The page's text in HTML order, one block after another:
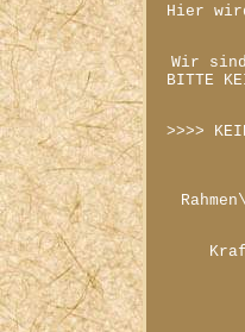
Hier
Wir
BITTE
>>>>